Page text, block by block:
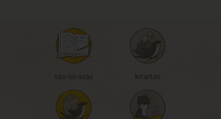
írás-olvasás kitartás